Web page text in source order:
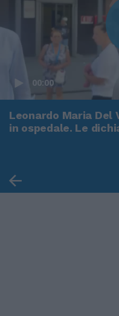
00:00
Leonardo Maria Del
in ospedale. Le